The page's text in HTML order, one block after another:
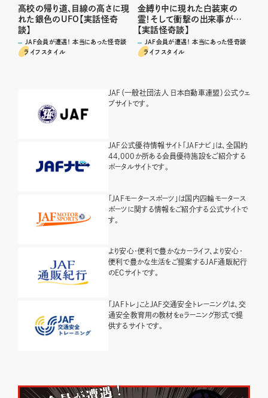
高校の帰り道、目線の高さに現
れた銀色のUFO【実話怪奇
談】
JAF会員が遭遇！ 本当にあった怪奇談
ライフスタイル
金縛り中に現れた白装束の
霊！そして衝撃の出来事が…
【実話怪奇談】
JAF会員が遭遇！ 本当にあった怪奇談
ライフスタイル
JAF（一般社団法人 日本自動車連盟）公式ウェ
ブサイトです。
JAF公式優待情報サイト「JAFナビ」は、全国約
44,000か所ある会員優待施設をご紹介する
ポータルサイトです。
「JAFモータースポーツ」は国内四輪モータース
ポーツに関する情報をご紹介する公式サイトで
す。
より安心・便利で豊かなカーライフ、より安心・
便利で豊かな生活をご提案するJAF通販紀行
のECサイトです。
「JAFトレ」ことJAF交通安全トレーニングは、交
通安全教育用の教材をeラーニング形式で提
供するサイトです。